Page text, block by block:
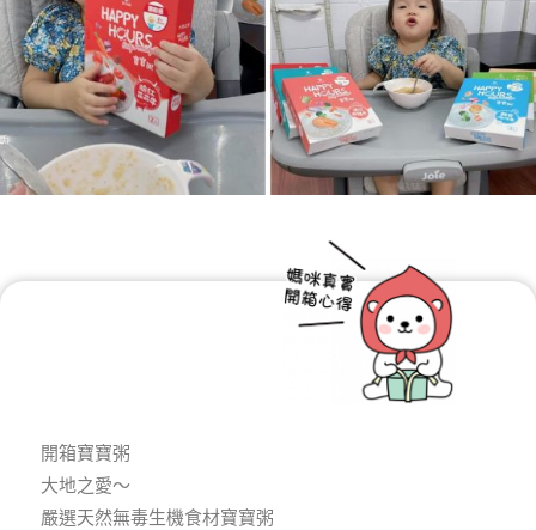
開箱寶寶粥
大地之愛～
嚴選天然無毒生機食材寶寶粥